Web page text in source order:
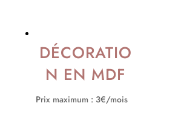
DÉCORATIO
N EN MDF
Prix maximum : 3€/mois